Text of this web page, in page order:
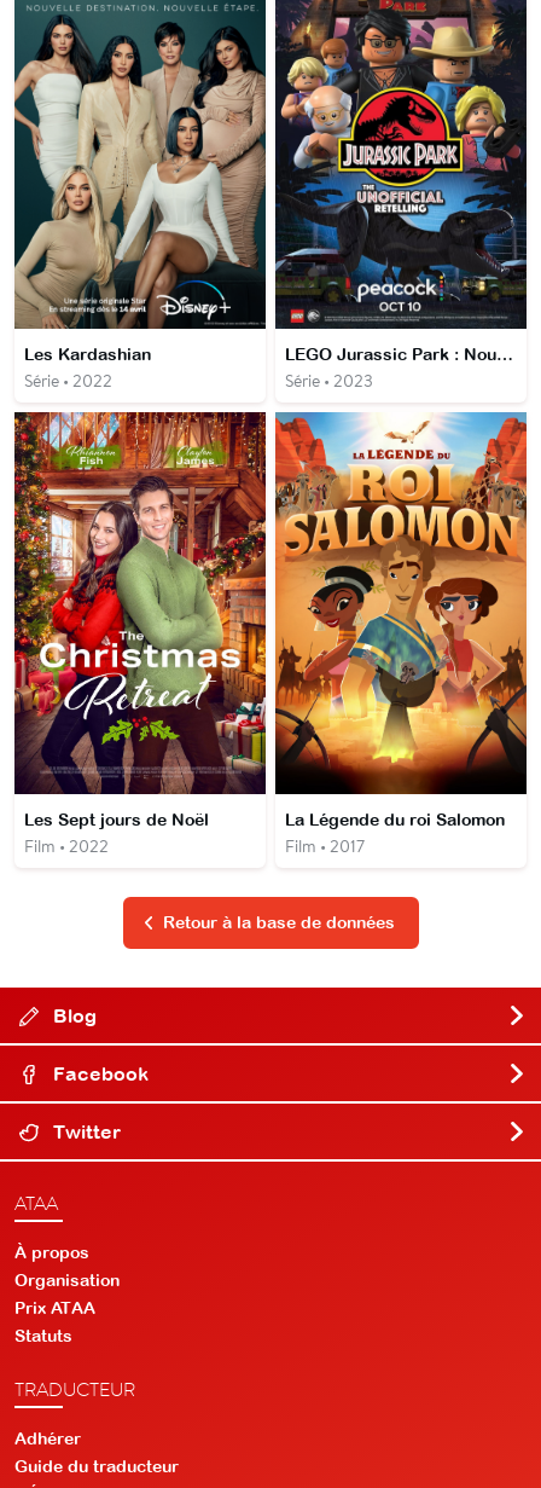
Les Kardashian
Série • 2022
LEGO Jurassic Park : Nouvelle version non-officielle
Série • 2023
Les Sept jours de Noël
Film • 2022
La Légende du roi Salomon
Film • 2017
Retour à la base de données
Blog
Facebook
Twitter
ATAA
À propos
Organisation
Prix ATAA
Statuts
TRADUCTEUR
Adhérer
Guide du traducteur